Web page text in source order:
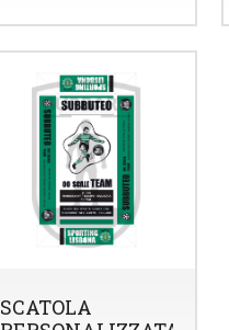
SCATOLA